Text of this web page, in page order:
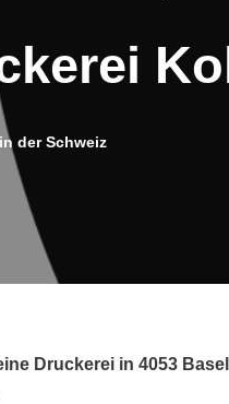
der Schweiz
Druckerei in 4053